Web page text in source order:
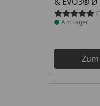
Am Lager